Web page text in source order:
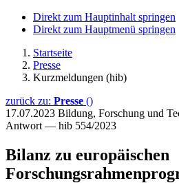
Direkt zum Hauptinhalt springen
Direkt zum Hauptmenü springen
Startseite
Presse
Kurzmeldungen (hib)
zurück zu: Presse ()
17.07.2023 Bildung, Forschung und
Antwort — hib 554/2023
Bilanz zu europäischen